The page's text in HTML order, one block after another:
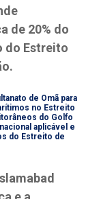
de 20% do
do Estreito
de Omã para
no Estreito
do Golfo
aplicável e
do Estreito de